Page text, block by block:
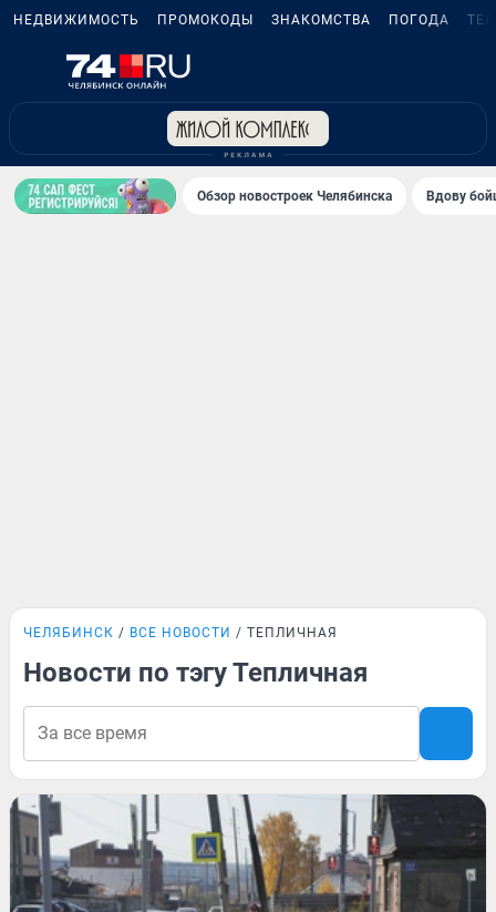
НЕДВИЖИМОСТЬ ПРОМОКОДЫ ЗНАКОМСТВА ПОГОДА
Обзор новостроек Челябинска Вдову
ЧЕЛЯБИНСК ВСЕ НОВОСТИ ТЕПЛИЧНАЯ
Новости по тэгу Тепличная